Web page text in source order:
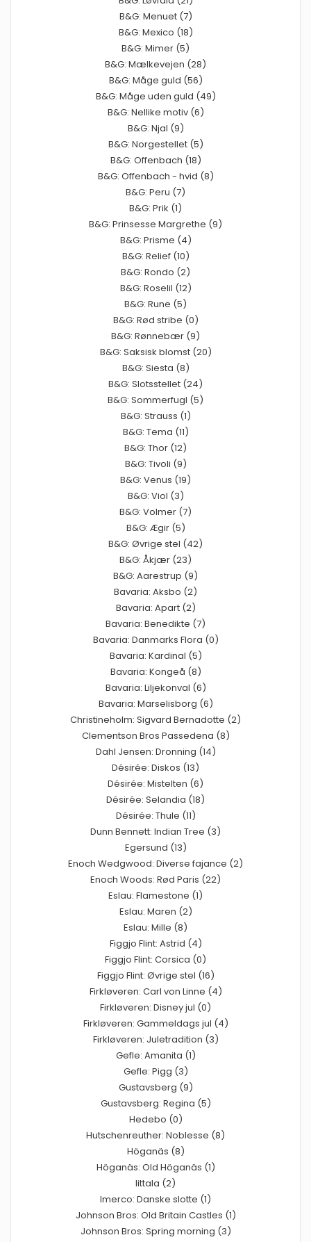
B&G: Menuet (7)
B&G: Mexico (18)
B&G: Mimer (5)
B&G: Mælkevejen (28)
B&G: Måge guld (56)
B&G: Måge uden guld (49)
B&G: Nellike motiv (6)
B&G: Njal (9)
B&G: Norgestellet (5)
B&G: Offenbach (18)
B&G: Offenbach - hvid (8)
B&G: Peru (7)
B&G: Prik (1)
B&G: Prinsesse Margrethe (9)
B&G: Prisme (4)
B&G: Relief (10)
B&G: Rondo (2)
B&G: Roselil (12)
B&G: Rune (5)
B&G: Rød stribe (0)
B&G: Rønnebær (9)
B&G: Saksisk blomst (20)
B&G: Siesta (8)
B&G: Slotsstellet (24)
B&G: Sommerfugl (5)
B&G: Strauss (1)
B&G: Tema (11)
B&G: Thor (12)
B&G: Tivoli (9)
B&G: Venus (19)
B&G: Viol (3)
B&G: Volmer (7)
B&G: Ægir (5)
B&G: Øvrige stel (42)
B&G: Åkjær (23)
B&G: Aarestrup (9)
Bavaria: Aksbo (2)
Bavaria: Apart (2)
Bavaria: Benedikte (7)
Bavaria: Danmarks Flora (0)
Bavaria: Kardinal (5)
Bavaria: Kongeå (8)
Bavaria: Liljekonval (6)
Bavaria: Marselisborg (6)
Christineholm: Sigvard Bernadotte (2)
Clementson Bros Passedena (8)
Dahl Jensen: Dronning (14)
Désirée: Diskos (13)
Désirée: Mistelten (6)
Désirée: Selandia (18)
Désirée: Thule (11)
Dunn Bennett: Indian Tree (3)
Egersund (13)
Enoch Wedgwood: Diverse fajance (2)
Enoch Woods: Rød Paris (22)
Eslau: Flamestone (1)
Eslau: Maren (2)
Eslau: Mille (8)
Figgjo Flint: Astrid (4)
Figgjo Flint: Corsica (0)
Figgjo Flint: Øvrige stel (16)
Firkløveren: Carl von Linne (4)
Firkløveren: Disney jul (0)
Firkløveren: Gammeldags jul (4)
Firkløveren: Juletradition (3)
Gefle: Amanita (1)
Gefle: Pigg (3)
Gustavsberg (9)
Gustavsberg: Regina (5)
Hedebo (0)
Hutschenreuther: Noblesse (8)
Höganäs (8)
Höganäs: Old Höganäs (1)
Iittala (2)
Imerco: Danske slotte (1)
Johnson Bros: Old Britain Castles (1)
Johnson Bros: Spring morning (3)